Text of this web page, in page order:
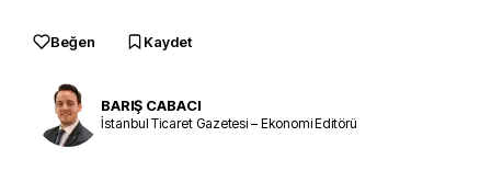
Beğen Kaydet
BARIŞ CABACI
İstanbul Ticaret Gazetesi – Ekonomi Editörü